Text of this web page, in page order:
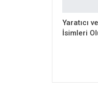
Yaratıcı
İsimleri